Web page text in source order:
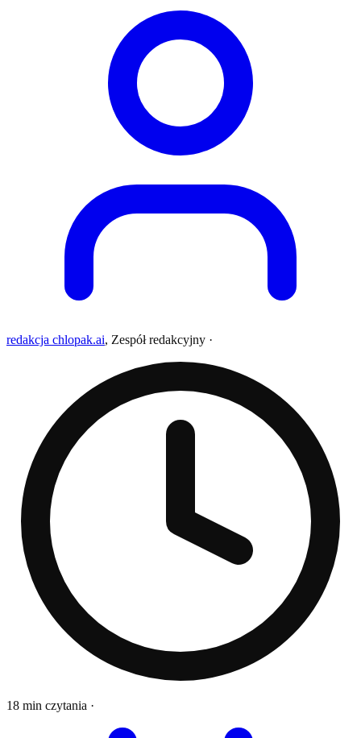
redakcja chlopak.ai, Zespół redakcyjny ·
18 min czytania ·